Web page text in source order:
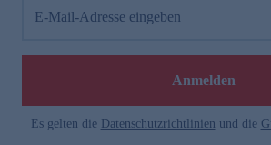
E-Mail-Adresse eingeben
Anmelden
Es gelten die Datenschutzrichtlinien und die